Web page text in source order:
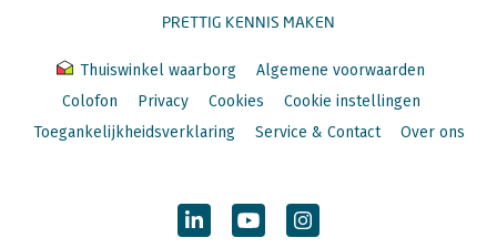
PRETTIG KENNIS MAKEN
Thuiswinkel waarborg
Algemene voorwaarden
Colofon
Privacy Cookies
Cookie instellingen
Toegankelijkheidsverklaring
Service & Contact Over ons